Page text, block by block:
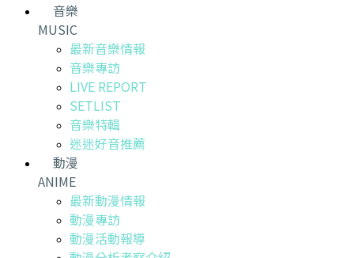
音樂
MUSIC
最新音樂情報
音樂專訪
LIVE REPORT
SETLIST
音樂特輯
迷迷好音推薦
動漫
ANIME
最新動漫情報
動漫專訪
動漫活動報導